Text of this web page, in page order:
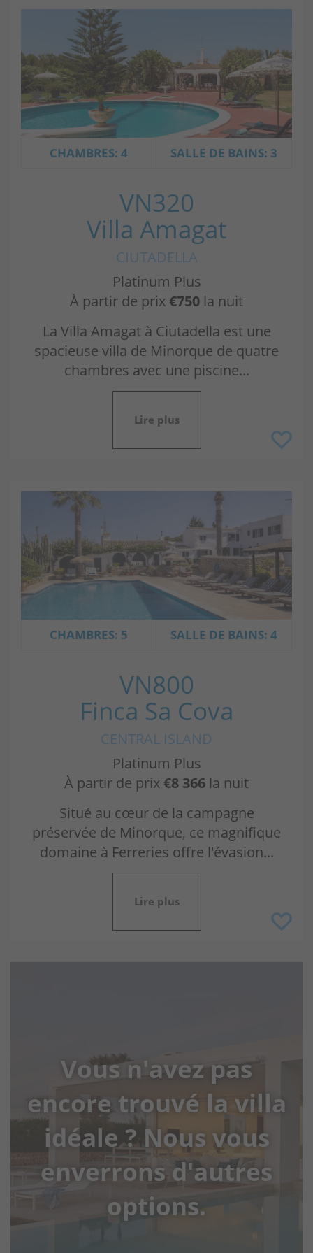
CHAMBRES: 4 SALLE DE BAINS: 3
VN320
Villa Amagat
CIUTADELLA
Platinum Plus
À partir de prix €750 la nuit
La Villa Amagat à Ciutadella est une
spacieuse villa de Minorque de quatre
chambres avec une piscine...
Lire plus
CHAMBRES: 5 SALLE DE BAINS: 4
VN800
Finca Sa Cova
CENTRAL ISLAND
Platinum Plus
À partir de prix €8 366 la nuit
Situé au cœur de la campagne
préservée de Minorque, ce magnifique
domaine à Ferreries offre l'évasion...
Lire plus
Vous n'avez pas
encore trouvé la villa
idéale ? Nous vous
enverrons d'autres
options.